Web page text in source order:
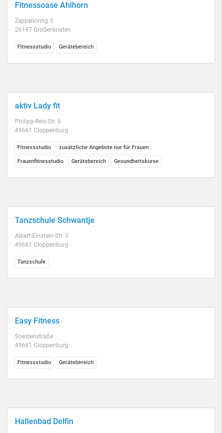
Fitnessoase Ahlhorn
Zeppelinring 3
26197 Großenkneten
Fitnessstudio Gerätebereich
aktiv Lady fit
Philipp-Reis-Str. 6
49661 Cloppenburg
Fitnessstudio zusätzliche Angebote nur für Frauen
Frauenfitnesstudio Gerätebereich Gesundheitskurse
Tanzschule Schwantje
Albert-Einstein-Str. 3
49661 Cloppenburg
Tanzschule
Easy Fitness
Soestenstraße
49661 Cloppenburg
Fitnessstudio Gerätebereich
Hallenbad Delfin